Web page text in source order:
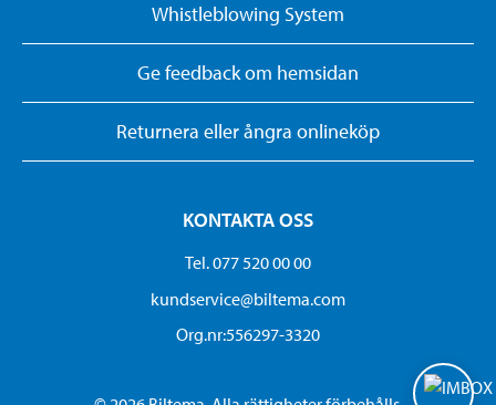
Whistleblowing System
Ge feedback om hemsidan
Returnera eller ångra onlineköp
KONTAKTA OSS
Tel. 077 520 00 00
kundservice@biltema.com
Org.nr:556297-3320